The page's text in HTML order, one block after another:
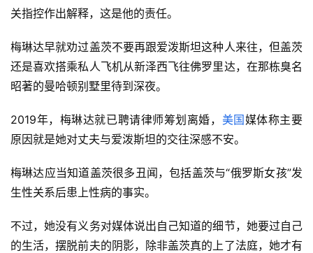
关指控作出解释，这是他的责任。
梅琳达早就劝过盖茨不要再跟爱泼斯坦这种人来往，但盖茨
还是喜欢搭乘私人飞机从新泽西飞往佛罗里达，在那栋臭名
昭著的曼哈顿别墅里待到深夜。
2019年，梅琳达就已聘请律师筹划离婚， 美国媒体称主要
原因就是她对丈夫与爱泼斯坦的交往深感不安。
梅琳达应当知道盖茨很多丑闻，包括盖茨与“俄罗斯女孩”发
生性关系后患上性病的事实。
不过，她没有义务对媒体说出自己知道的细节，她要过自己
的生活，摆脱前夫的阴影，除非盖茨真的上了法庭，她才有